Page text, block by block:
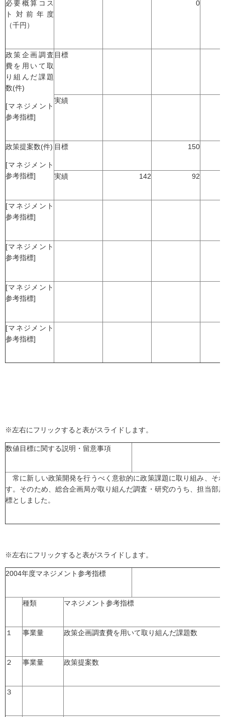
必要概算コス
ト対前年度
（千円）
0
政策企画調査
費を用いて取
り組んだ課題
数(件)
[マネジメント
参考指標]
目標
実績
政策提案数(件)
[マネジメント
参考指標]
目標 150
実績 142 92
[マネジメント
参考指標]
[マネジメント
参考指標]
[マネジメント
参考指標]
[マネジメント
参考指標]
※左右にフリックすると表がスライドします。
数値目標に関する説明・留意事項
常に新しい政策開発を行うべく意欲的に政策課題に取り組み、そ
す。そのため、総合企画局が取り組んだ調査・研究のうち、担当部
標としました。
※左右にフリックすると表がスライドします。
2004年度マネジメント参考指標
種類 マネジメント参考指標
１ 事業量 政策企画調査費を用いて取り組んだ課題数
２ 事業量 政策提案数
３